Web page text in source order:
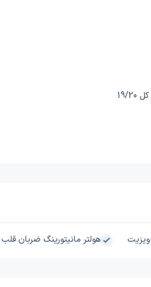
ویزیت هولتر مانیتورینگ ضربان قلب